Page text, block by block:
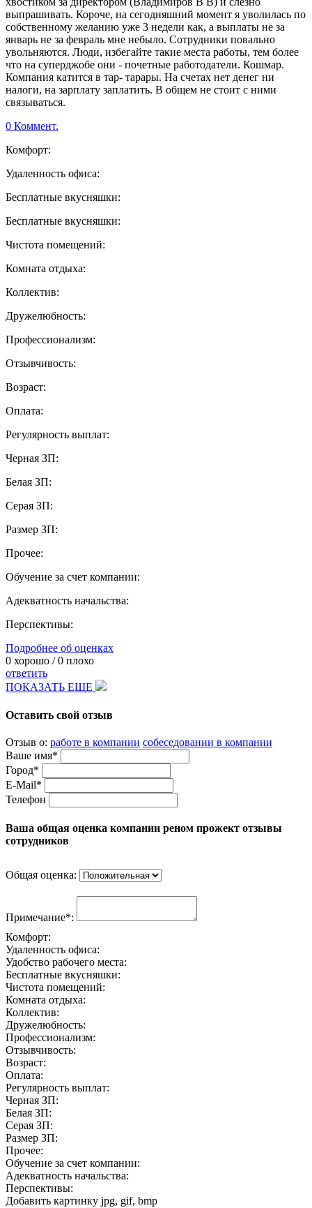
выпрашивать. Короче, на сегодняшний момент я уволилась по
собственному желанию уже 3 недели как, а выплаты не за
январь не за февраль мне небыло. Сотрудники повально
увольняются. Люди, избегайте такие места работы, тем более
что на суперджобе они - почетные работодатели. Кошмар.
Компания катится в тар- тарары. На счетах нет денег ни
налоги, на зарплату заплатить. В общем не стоит с ними
связываться.
0 Коммент.
Комфорт:
Удаленность офиса:
Бесплатные вкусняшки:
Бесплатные вкусняшки:
Чистота помещений:
Комната отдыха:
Коллектив:
Дружелюбность:
Профессионализм:
Отзывчивость:
Возраст:
Оплата:
Регулярность выплат:
Черная ЗП:
Белая ЗП:
Серая ЗП:
Размер ЗП:
Прочее:
Обучение за счет компании:
Адекватность начальства:
Перспективы:
Подробнее об оценках
0 хорошо /0 плохо
ответить
ПОКАЗАТЬ ЕЩЕ
Оставить свой отзыв
Отзыв о: работе в компании собеседовании в компании
Ваше имя*
Город*
E-Mail*
Телефон
Ваша общая оценка компании реном прожект отзывы
сотрудников
Общая оценка:
Примечание*:
Комфорт:
Удаленность офиса:
Удобство рабочего места:
Бесплатные вкусняшки:
Чистота помещений:
Комната отдыха:
Коллектив:
Дружелюбность:
Профессионализм:
Отзывчивость:
Возраст:
Оплата:
Регулярность выплат:
Черная ЗП:
Белая ЗП:
Серая ЗП:
Размер ЗП:
Прочее:
Обучение за счет компании:
Адекватность начальства:
Перспективы:
Добавить картинку jpg, gif, bmp